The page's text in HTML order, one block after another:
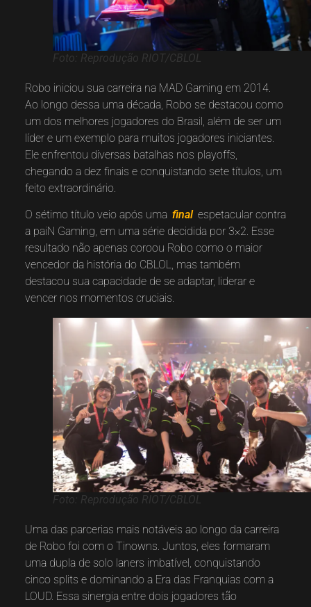
Foto: Reprodução RIOT/CBLOL
Robo iniciou sua carreira na MAD Gaming em 2014.
Ao longo dessa uma década, Robo se destacou como
um dos melhores jogadores do Brasil, além de ser um
líder e um exemplo para muitos jogadores iniciantes.
Ele enfrentou diversas batalhas nos playoffs,
chegando a dez finais e conquistando sete títulos, um
feito extraordinário.
O sétimo título veio após uma final espetacular contra
a paiN Gaming, em uma série decidida por 3×2. Esse
resultado não apenas coroou Robo como o maior
vencedor da história do CBLOL, mas também
destacou sua capacidade de se adaptar, liderar e
vencer nos momentos cruciais.
Foto: Reprodução RIOT/CBLOL
Uma das parcerias mais notáveis ao longo da carreira
de Robo foi com o Tinowns. Juntos, eles formaram
uma dupla de solo laners imbatível, conquistando
cinco splits e dominando a Era das Franquias com a
LOUD. Essa sinergia entre dois jogadores tão